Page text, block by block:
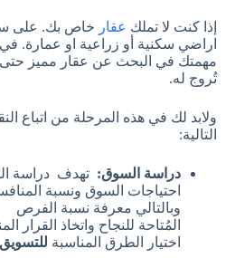
إذا كنت لا تملك عقار خاص بك. على
اراضي سكنية أو زراعية او عمارة. في
مهمتك في البحث عن عقار مميز حتى
تُروج له.
ولابد لك في هذه المرحلة من اتباع
التالية:
دراسة السوق: تهدف دراسة
احتياجات السوق ونسبة
وبالتالي معرفة نسبة الفرص
المُتاحة للنجاح واتخاذ القرار
اختيار الطرق المناسبة